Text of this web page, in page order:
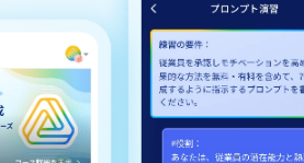
OJTの教育と学習
アセスメント